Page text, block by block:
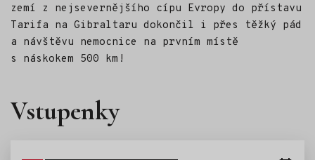
zemí z nejsevernějšího cípu Evropy do přístavu
Tarifa na Gibraltaru dokončil i přes těžký pád
a návštěvu nemocnice na prvním místě
s náskokem 500 km!
Vstupenky